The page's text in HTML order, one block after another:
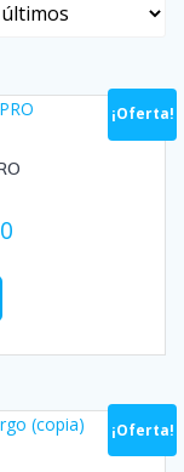
¡Oferta!
El
$3.900.000.
¡Oferta!